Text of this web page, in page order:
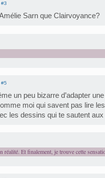
#3
Sarn que Clairvoyance?
#5
un peu bizarre d’adapter
moi qui savent pas lire
les dessins qui te sautent
réalité. Et finalement, je trouve cette